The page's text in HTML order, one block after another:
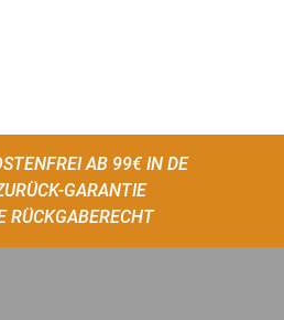
AB 99€ IN DE
GARANTIE
RÜCKGABERECHT